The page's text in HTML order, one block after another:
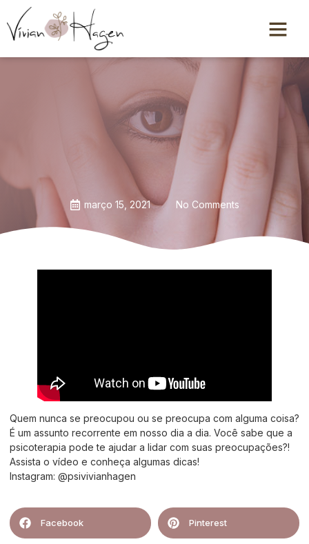
março 15, 2021 No Comments
Quem nunca se preocupou ou se preocupa com alguma coisa?
É um assunto recorrente em nosso dia a dia. Você sabe que a
psicoterapia pode te ajudar a lidar com suas preocupações?!
Assista o vídeo e conheça algumas dicas!
Instagram: @psivivianhagen
Facebook Pinterest